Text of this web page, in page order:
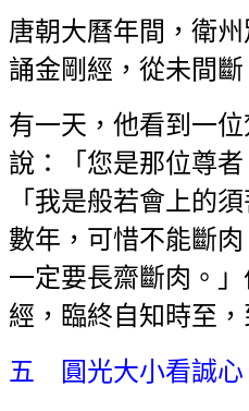
唐朝大曆年間，衛
誦金剛經，從未間斷
有一天，他看到一
說：「您是那位尊者
「我是般若會上的
數年，可惜不能斷
一定要長齋斷肉。
經，臨終自知時至
五 圓光大小看誠心